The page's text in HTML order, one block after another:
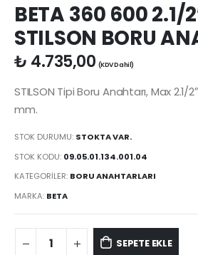
BETA 360 600 2.1/
STILSON BORU
₺ 4.735,00 (KDV Dahil)
STILSON Tipi Boru Anahtarı, Max 2.1/
mm.
STOK DURUMU: STOKTA VAR.
STOK KODU: 09.05.01.134.001.04
KATEGORILER: BORU ANAHTARLARI
MARKA: BETA
SEPETE EKLE